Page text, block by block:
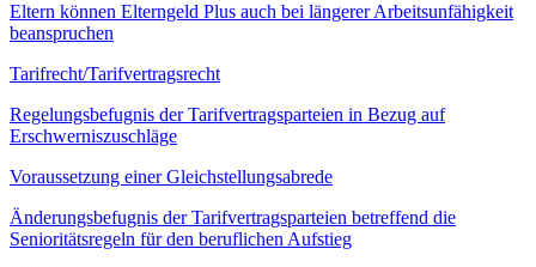
Eltern können Elterngeld Plus auch bei längerer Arbeitsunfähigkeit
beanspruchen
Tarifrecht/Tarifvertragsrecht
Regelungsbefugnis der Tarifvertragsparteien in Bezug auf
Erschwerniszuschläge
Voraussetzung einer Gleichstellungsabrede
Änderungsbefugnis der Tarifvertragsparteien betreffend die
Senioritätsregeln für den beruflichen Aufstieg